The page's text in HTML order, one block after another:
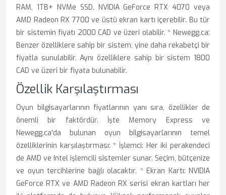
RAM, 1TB+ NVMe SSD, NVIDIA GeForce RTX 4070 veya
AMD Radeon RX 7700 ve üstü ekran kartı içerebilir. Bu tür
bir sistemin fiyatı 2000 CAD ve üzeri olabilir. * Newegg.ca:
Benzer özelliklere sahip bir sistem, yine daha rekabetçi bir
fiyatla sunulabilir. Aynı özelliklere sahip bir sistem 1800
CAD ve üzeri bir fiyata bulunabilir.
Özellik Karşılaştırması
Oyun bilgisayarlarının fiyatlarının yanı sıra, özellikler de
önemli bir faktördür. İşte Memory Express ve
Newegg.ca'da bulunan oyun bilgisayarlarının temel
özelliklerinin karşılaştırması: * İşlemci: Her iki perakendeci
de AMD ve Intel işlemcili sistemler sunar. Seçim, bütçenize
ve oyun tercihlerine bağlı olacaktır. * Ekran Kartı: NVIDIA
GeForce RTX ve AMD Radeon RX serisi ekran kartları her